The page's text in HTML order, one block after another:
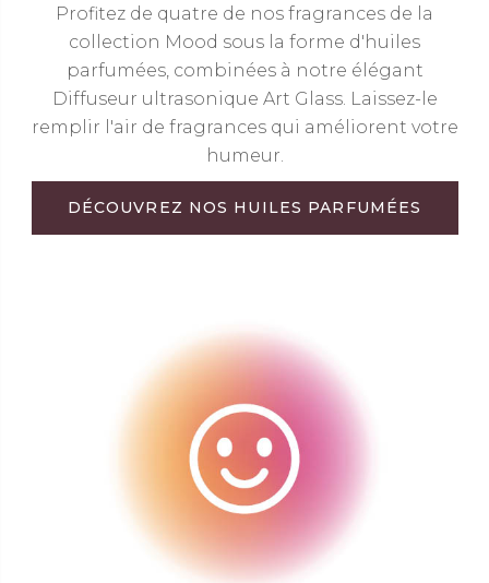
Profitez de quatre de nos fragrances de la
collection Mood sous la forme d'huiles
parfumées, combinées à notre élégant
Diffuseur ultrasonique Art Glass. Laissez-le
remplir l'air de fragrances qui améliorent votre
humeur.
DÉCOUVREZ NOS HUILES PARFUMÉES